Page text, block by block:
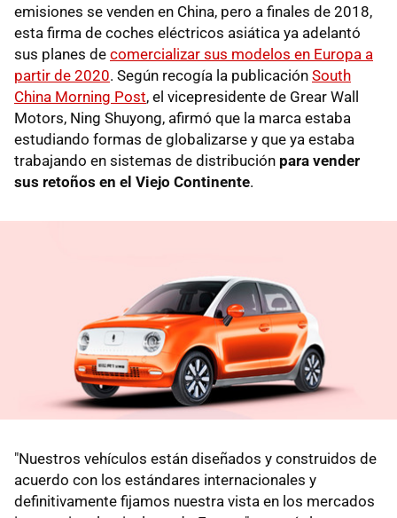
emisiones se venden en China, pero a finales de 2018,
esta firma de coches eléctricos asiática ya adelantó
sus planes de comercializar sus modelos en Europa a
partir de 2020. Según recogía la publicación South
China Morning Post, el vicepresidente de Grear Wall
Motors, Ning Shuyong, afirmó que la marca estaba
estudiando formas de globalizarse y que ya estaba
trabajando en sistemas de distribución para vender
sus retoños en el Viejo Continente.
"Nuestros vehículos están diseñados y construidos de
acuerdo con los estándares internacionales y
definitivamente fijamos nuestra vista en los mercados